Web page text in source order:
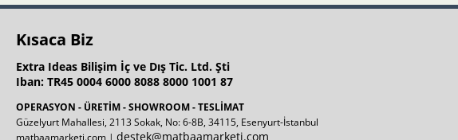
Kısaca Biz
Extra Ideas Bilişim İç ve Dış Tic. Ltd. Şti
Iban: TR45 0004 6000 8088 8000 1001 87
OPERASYON - ÜRETİM - SHOWROOM - TESLİMAT
Güzelyurt Mahallesi, 2113 Sokak, No: 6-8B, 34115, Esenyurt-İstanbul
destek@matbaamarketi.com